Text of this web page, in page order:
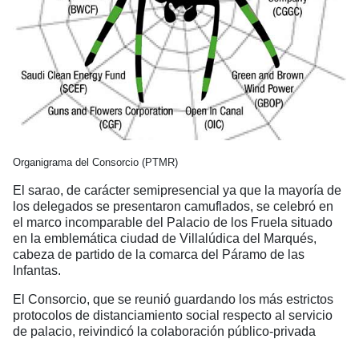
Organigrama del Consorcio (PTMR)
El sarao, de carácter semipresencial ya que la mayoría de
los delegados se presentaron camuflados, se celebró en
el marco incomparable del Palacio de los Fruela situado
en la emblemática ciudad de Villalúdica del Marqués,
cabeza de partido de la comarca del Páramo de las
Infantas.
El Consorcio, que se reunió guardando los más estrictos
protocolos de distanciamiento social respecto al servicio
de palacio, reivindicó la colaboración público-privada